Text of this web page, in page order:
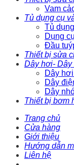
Vam
Tủ dụng cụ
Tủ
Dụng
Đầu
Thiết bị sửa
Dây hơi- Dây
Dây
Dây
Dây
Thiết bị bơm
Trang chủ
Cửa hàng
Giới thiệu
Hướng dẫn
Liên hệ